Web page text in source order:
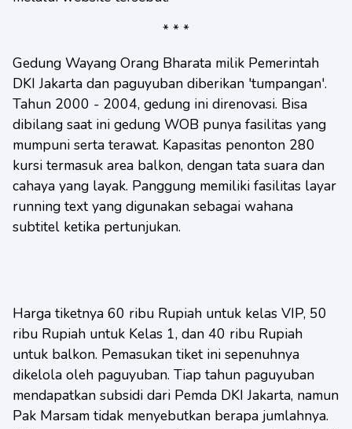
* * *
Gedung Wayang Orang Bharata milik Pemerintah
DKI Jakarta dan paguyuban diberikan 'tumpangan'.
Tahun 2000 - 2004, gedung ini direnovasi. Bisa
dibilang saat ini gedung WOB punya fasilitas yang
mumpuni serta terawat. Kapasitas penonton 280
kursi termasuk area balkon, dengan tata suara dan
cahaya yang layak. Panggung memiliki fasilitas layar
running text yang digunakan sebagai wahana
subtitel ketika pertunjukan.
Harga tiketnya 60 ribu Rupiah untuk kelas VIP, 50
ribu Rupiah untuk Kelas 1, dan 40 ribu Rupiah
untuk balkon. Pemasukan tiket ini sepenuhnya
dikelola oleh paguyuban. Tiap tahun paguyuban
mendapatkan subsidi dari Pemda DKI Jakarta, namun
Pak Marsam tidak menyebutkan berapa jumlahnya.